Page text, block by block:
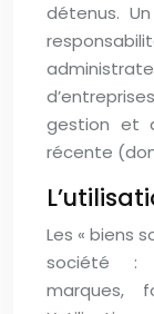
détenus.
gestion et
récente
Les « biens
société :
marques,